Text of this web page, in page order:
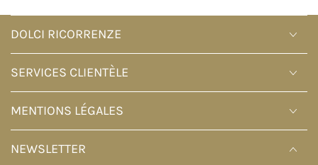
DOLCI RICORRENZE
SERVICES CLIENTÈLE
MENTIONS LÉGALES
NEWSLETTER